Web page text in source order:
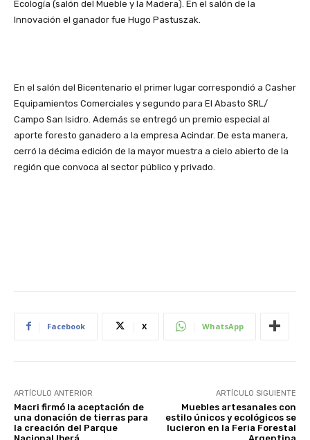
Ecología (salón del Mueble y la Madera). En el salón de la
Innovación el ganador fue Hugo Pastuszak.
En el salón del Bicentenario el primer lugar correspondió a Casher
Equipamientos Comerciales y segundo para El Abasto SRL/
Campo San Isidro. Además se entregó un premio especial al
aporte foresto ganadero a la empresa Acindar. De esta manera,
cerró la décima edición de la mayor muestra a cielo abierto de la
región que convoca al sector público y privado.
Facebook X WhatsApp
ARTÍCULO ANTERIOR
Macri firmó la aceptación de
una donación de tierras para
la creación del Parque
ARTÍCULO SIGUIENTE
Muebles artesanales con
estilo únicos y ecológicos se
lucieron en la Feria Forestal